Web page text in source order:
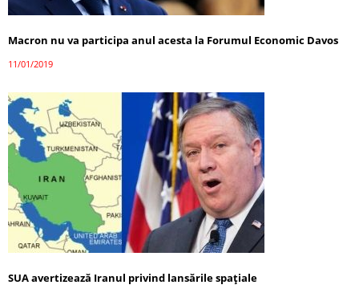
Macron nu va participa anul acesta la Forumul Economic Davos
11/01/2019
SUA avertizează Iranul privind lansările spațiale